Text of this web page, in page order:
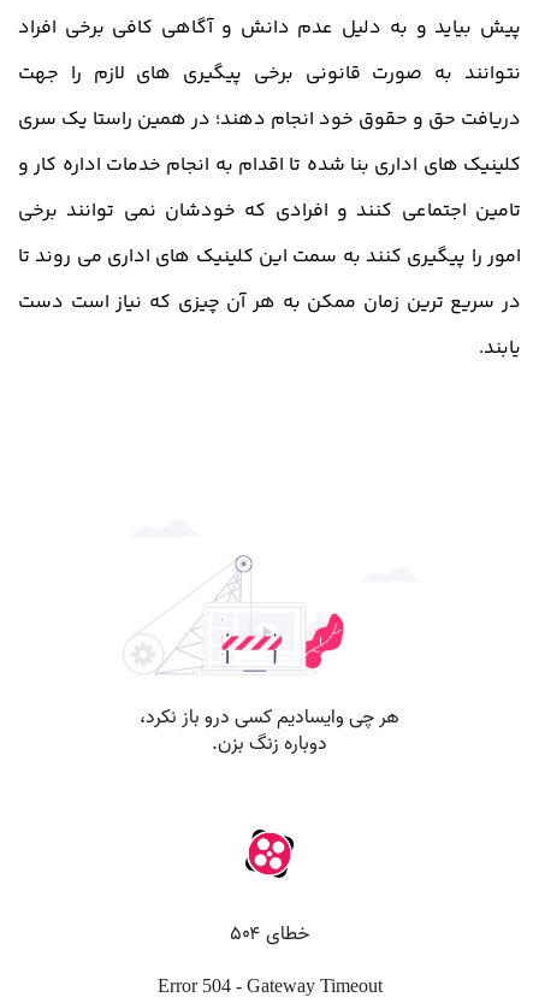
پیش بیاید و به دلیل عدم دانش و آگاهی کافی برخی افراد
نتوانند به صورت قانونی برخی پیگیری های لازم را جهت
دریافت حق و حقوق خود انجام دهند؛ در همین راستا یک سری
کلینیک های اداری بنا شده تا اقدام به انجام خدمات اداره کار و
تامین اجتماعی کنند و افرادی که خودشان نمی توانند برخی
امور را پیگیری کنند به سمت این کلینیک های اداری می روند تا
در سریع ترین زمان ممکن به هر آن چیزی که نیاز است دست
یابند.